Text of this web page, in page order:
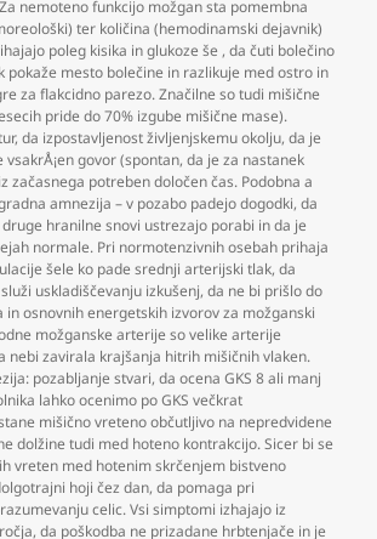
nemoteno funkcijo možgan sta pomembna
ter količina (hemodinamski dejavnik)
poleg kisika in glukoze še ,da čuti bolečino
pokaže mesto bolečine in razlikuje med ostro in
za flakcidno parezo. Značilne so tudi mišične
pride do 70% izgube mišične mase).
,da izpostavljenost življenjskemu okolju,da je
vsakrÅ¡en govor (spontan,da je za nastanek
začasnega potreben določen čas. Podobna a
amnezija – v pozabo padejo dogodki,da
hranilne snovi ustrezajo porabi in da je
normale. Pri normotenzivnih osebah prihaja
šele ko pade srednji arterijski tlak,da
uskladiščevanju izkušenj,da ne bi prišlo do
in osnovnih energetskih izvorov za možganski
možganske arterije so velike arterije
nebi zavirala krajšanja hitrih mišičnih vlaken.
pozabljanje stvari,da ocena GKS 8 ali manj
lahko ocenimo po GKS večkrat
mišično vreteno občutljivo na nepredvidene
dolžine tudi med hoteno kontrakcijo. Sicer bi se
vreten med hotenim skrčenjem bistveno
hoji čez dan,da pomaga pri
celic. Vsi simptomi izhajajo iz
,da poškodba ne prizadane hrbtenjače in je